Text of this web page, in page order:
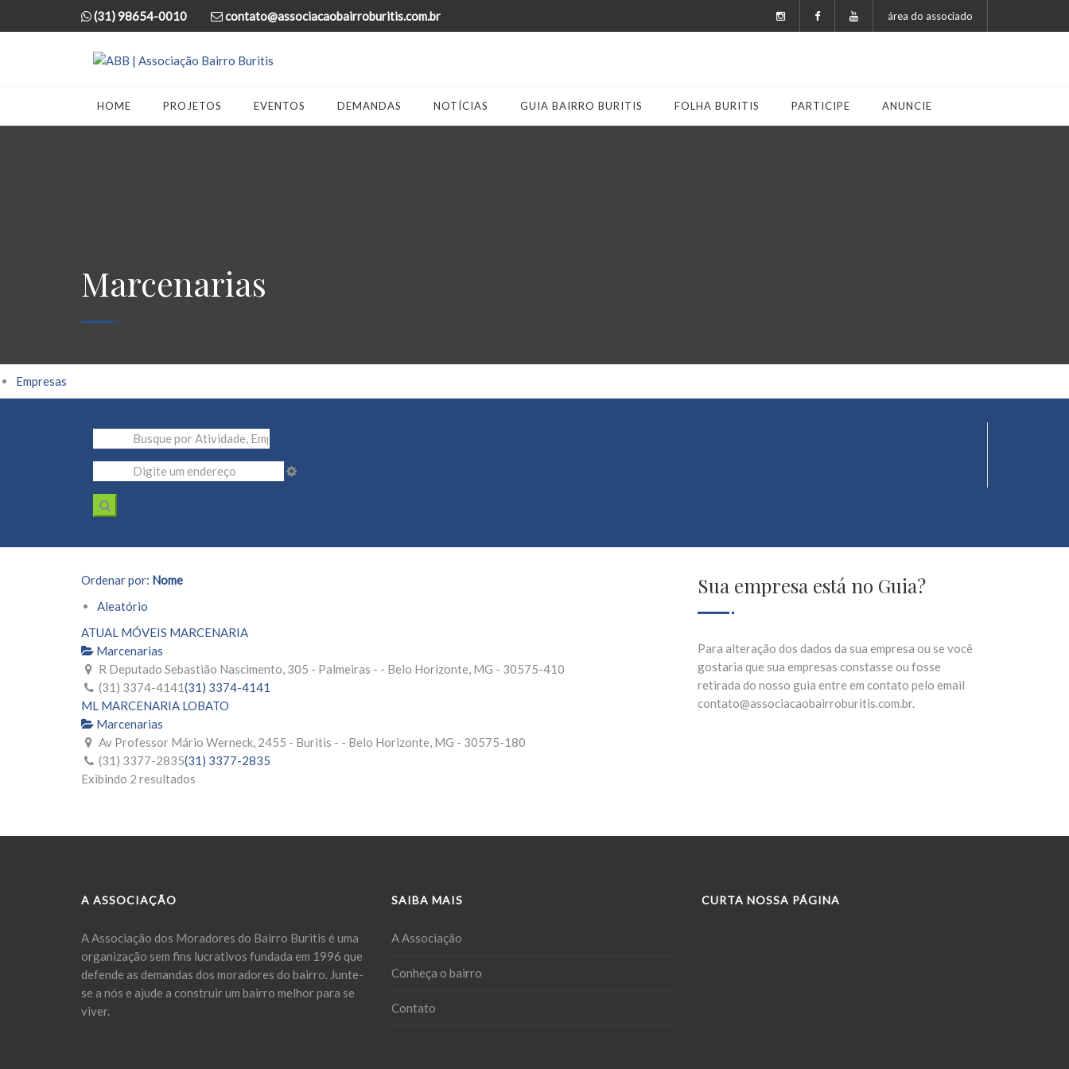
área do associado
(31) 98654-0010 contato@associacaobairroburitis.com.br
HOME PROJETOS EVENTOS DEMANDAS NOTÍCIAS GUIA BAIRRO BURITIS FOLHA BURITIS PARTICIPE ANUNCIE
Marcenarias
Empresas
Ordenar por: Nome
Aleatório
ATUAL MÓVEIS MARCENARIA
Marcenarias
R Deputado Sebastião Nascimento, 305 - Palmeiras - - Belo Horizonte, MG - 30575-410
(31) 3374-4141(31) 3374-4141
ML MARCENARIA LOBATO
Marcenarias
Av Professor Mário Werneck, 2455 - Buritis - - Belo Horizonte, MG - 30575-180
(31) 3377-2835(31) 3377-2835
Exibindo 2 resultados
Sua empresa está no Guia?
Para alteração dos dados da sua empresa ou se você
gostaria que sua empresas constasse ou fosse
retirada do nosso guia entre em contato pelo email
contato@associacaobairroburitis.com.br.
A ASSOCIAÇÃO
A Associação dos Moradores do Bairro Buritis é uma
organização sem fins lucrativos fundada em 1996 que
defende as demandas dos moradores do bairro. Junte-
se a nós e ajude a construir um bairro melhor para se
viver.
SAIBA MAIS
A Associação
Conheça o bairro
Contato
CURTA NOSSA PÁGINA